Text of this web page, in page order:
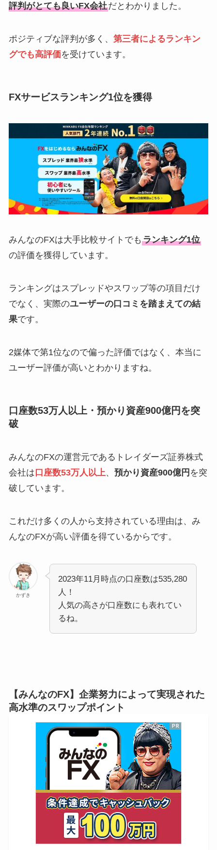
評判がとても良いFX会社だとわかりました。
ポジティブな評判が多く、 第三者によるランキン
グでも高評価を受けています。
FXサービスランキング1位を獲得
みんなのFXは大手比較サイトでも ランキング1位
の評価を獲得しています。
ランキングはスプレッドやスワップ等の項目だけ
でなく、実際のユーザーの口コミを踏まえての結
果です。
2媒体で第1位なので偏った評価ではなく、本当に
ユーザー評価が高いとわかりますね。
口座数53万人以上・預かり資産900億円を突
破
みんなのFXの運営元であるトレイダーズ証券株式
会社は 口座数53万人以上、 預かり資産900億円 を突
破しています。
これだけ多くの人から支持されている理由は、み
んなのFXが高い評価を得ているからです。
かずき
2023年11月時点の口座数は535,280
人！
人気の高さが口座数にも表れてい
るね。
【みんなのFX】企業努力によって実現された
高水準のスワップポイント